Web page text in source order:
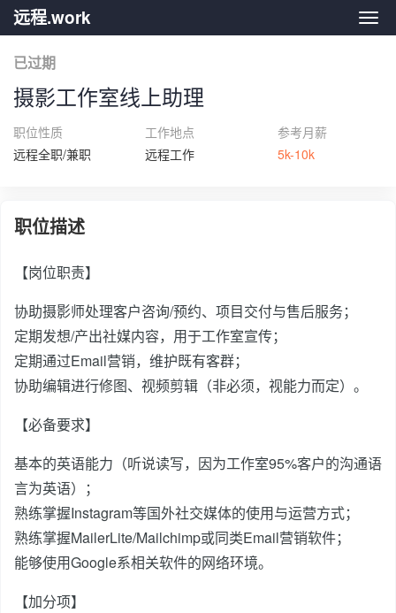
远
远程.work
已过期
摄影工作室线上助理
职位性质
远程全职/兼职
工作地点
远程工作
参考月薪
5k-10k
职位描述
【岗位职责】
协助摄影师处理客户咨询/预约、项目交付与售后服务；
定期发想/产出社媒内容，用于工作室宣传；
定期通过Email营销，维护既有客群；
协助编辑进行修图、视频剪辑（非必须，视能力而定）。
【必备要求】
基本的英语能力（听说读写，因为工作室95%客户的沟通语
言为英语）；
熟练掌握Instagram等国外社交媒体的使用与运营方式；
熟练掌握MailerLite/Mailchimp或同类Email营销软件；
能够使用Google系相关软件的网络环境。
【加分项】